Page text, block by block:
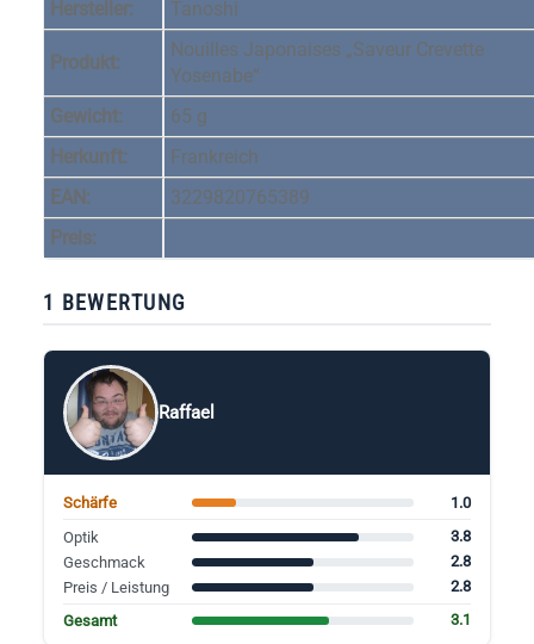
Hersteller: Tanoshi
Produkt:
Nouilles Japonaises „Saveur Crevette
Yosenabe“
Gewicht:
65 g
Herkunft:
Frankreich
EAN:
3229820765389
Preis:
1 BEWERTUNG
Raffael
Schärfe
1.0
Optik
3.8
Geschmack
2.8
Preis / Leistung
2.8
Gesamt
3.1